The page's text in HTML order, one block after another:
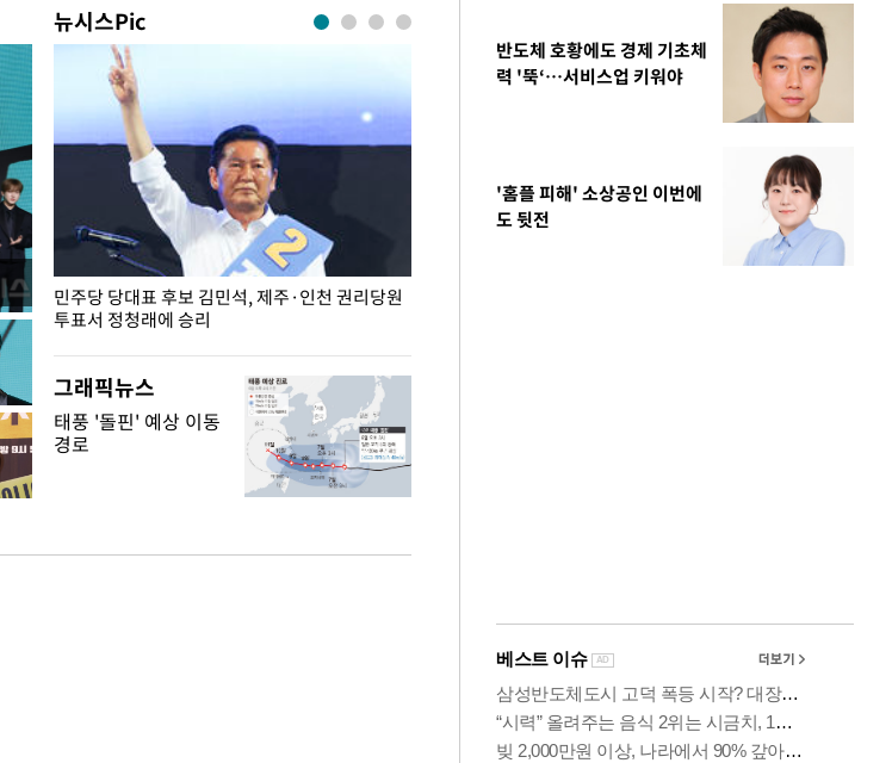
뉴시스Pic
민주당 당대표 후보 김민석, 제주·인천 권리당원
투표서 정청래에 승리
그래픽뉴스
태풍 '돌핀' 예상 이동
경로
반도체 호황에도 경제 기초체
력 '뚝‘…서비스업 키워야
'홈플 피해' 소상공인 이번에
도 뒷전